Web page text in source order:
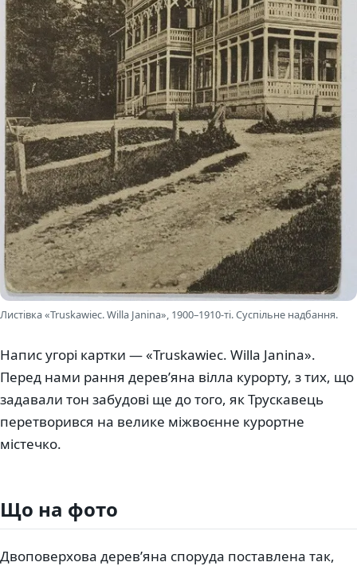
Листівка «Truskawiec. Willa Janina», 1900–1910-ті. Суспільне надбання.
Напис угорі картки — «Truskawiec. Willa Janina».
Перед нами рання дерев’яна вілла курорту, з тих, що
задавали тон забудові ще до того, як Трускавець
перетворився на велике міжвоєнне курортне
містечко.
Що на фото
Двоповерхова дерев’яна споруда поставлена так,